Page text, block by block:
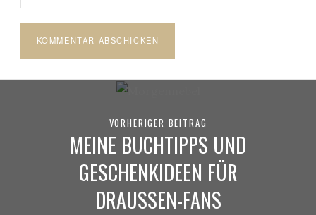
VORHERIGER BEITRAG
MEINE BUCHTIPPS UND
GESCHENKIDEEN FÜR
DRAUSSEN-FANS